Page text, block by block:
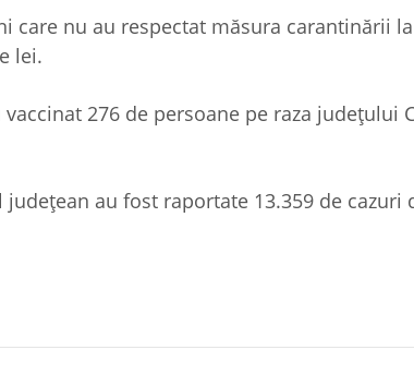
care nu au respectat măsura carantinării
lei.
276 de persoane pe raza județului
au fost raportate 13.359 de cazuri